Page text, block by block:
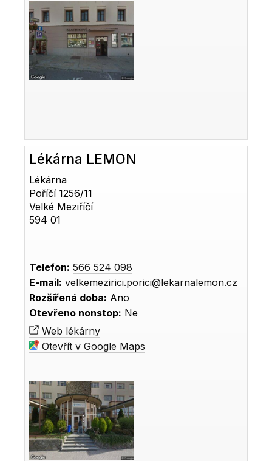
Lékárna LEMON
Lékárna
Poříčí 1256/11
Velké Meziříčí
594 01
Telefon: 566 524 098
E-mail: velkemezirici.porici@lekarnalemon.cz
Rozšířená doba: Ano
Otevřeno nonstop: Ne
Web lékárny
Otevřít v Google Maps